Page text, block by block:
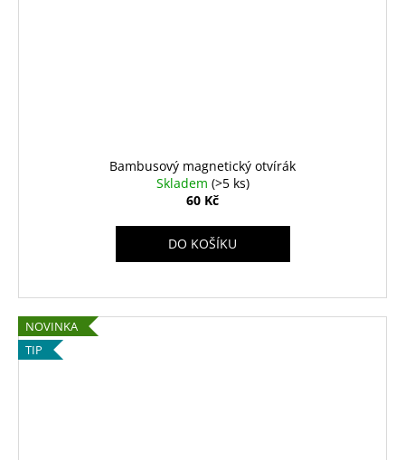
Bambusový magnetický otvírák
Skladem (>5 ks)
60 Kč
DO KOŠÍKU
NOVINKA
TIP